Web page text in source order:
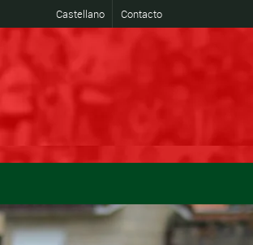
Castellano Contacto